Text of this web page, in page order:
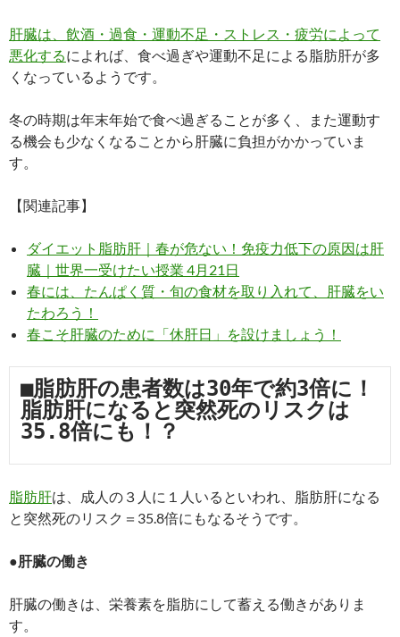
肝臓は、飲酒・過食・運動不足・ストレス・疲労によって
悪化するによれば、食べ過ぎや運動不足による脂肪肝が多
くなっているようです。
冬の時期は年末年始で食べ過ぎることが多く、また運動す
る機会も少なくなることから肝臓に負担がかかっていま
す。
【関連記事】
ダイエット脂肪肝｜春が危ない！免疫力低下の原因は肝
臓｜世界一受けたい授業 4月21日
春には、たんぱく質・旬の食材を取り入れて、肝臓をい
たわろう！
春こそ肝臓のために「休肝日」を設けましょう！
■脂肪肝の患者数は30年で約3倍に！
脂肪肝になると突然死のリスクは
35.8倍にも！？
脂肪肝は、成人の３人に１人いるといわれ、脂肪肝になる
と突然死のリスク＝35.8倍にもなるそうです。
●肝臓の働き
肝臓の働きは、栄養素を脂肪にして蓄える働きがありま
す。